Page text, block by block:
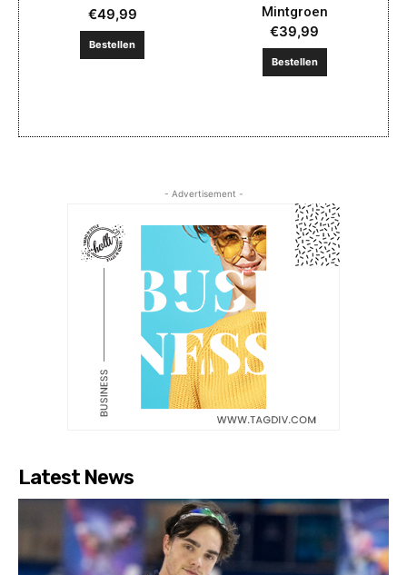
€49,99
Bestellen
Mintgroen
€39,99
Bestellen
- Advertisement -
Latest News